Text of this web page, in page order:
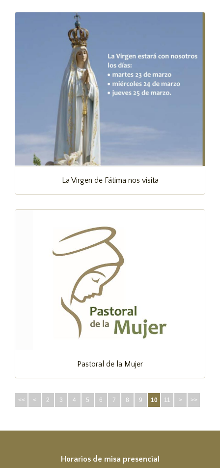
La Virgen de Fátima nos visita
Pastoral de la Mujer
<< < 2 3 4 5 6 7 8 9 10 11 > >>
Horarios de misa presencial